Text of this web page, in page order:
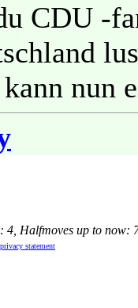
CDU -
nun
4, Halfmoves up to now:
privacy statement